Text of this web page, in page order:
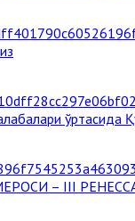
ўртасида
– III